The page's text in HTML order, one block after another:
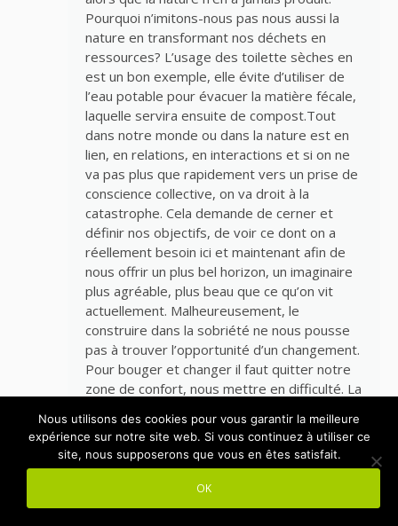
Pourquoi n’imitons-nous pas nous aussi la
nature en transformant nos déchets en
ressources? L’usage des toilette sèches en
est un bon exemple, elle évite d’utiliser de
l’eau potable pour évacuer la matière fécale,
laquelle servira ensuite de compost.Tout
dans notre monde ou dans la nature est en
lien, en relations, en interactions et si on ne
va pas plus que rapidement vers un prise de
conscience collective, on va droit à la
catastrophe. Cela demande de cerner et
définir nos objectifs, de voir ce dont on a
réellement besoin ici et maintenant afin de
nous offrir un plus bel horizon, un imaginaire
plus agréable, plus beau que ce qu’on vit
actuellement. Malheureusement, le
construire dans la sobriété ne nous pousse
pas à trouver l’opportunité d’un changement.
Pour bouger et changer il faut quitter notre
zone de confort, nous mettre en difficulté. La
quelle partie de notre vie actuelle nous
sommes prêts à abandonner, à mettre en
difficulté pour changer et faire face à ce
nouveau monde? Parce que ce n’est pas en
accumulant des biens et en satisfaisant notre
Nous utilisons des cookies pour vous garantir la meilleure
expérience sur notre site web. Si vous continuez à utiliser ce
site, nous supposerons que vous en êtes satisfait.
OK